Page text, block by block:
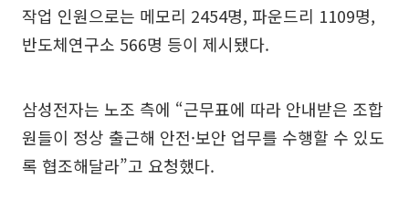
작업 인원으로는 메모리 2454명, 파운드리 1109명,
반도체연구소 566명 등이 제시됐다.
삼성전자는 노조 측에 “근무표에 따라 안내받은 조합
원들이 정상 출근해 안전·보안 업무를 수행할 수 있도
록 협조해달라”고 요청했다.